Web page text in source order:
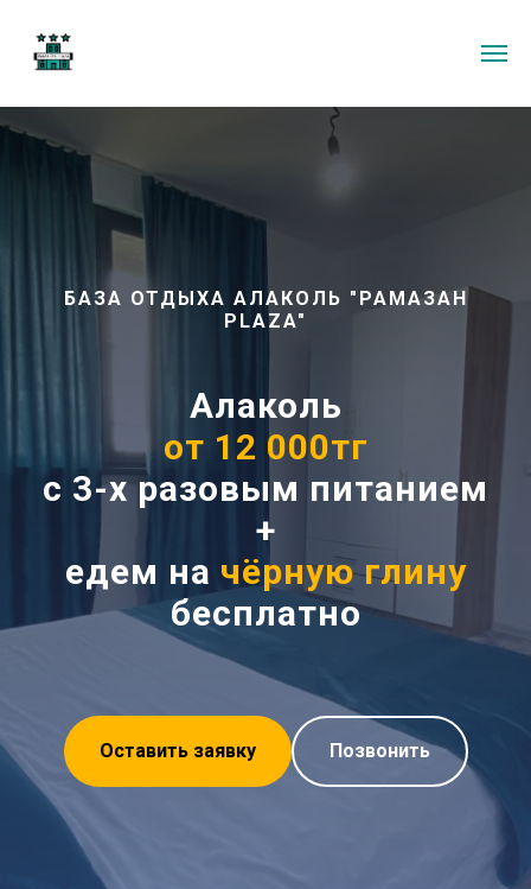
БАЗА ОТДЫХА АЛАКОЛЬ "РАМАЗАН
PLAZA"
Алаколь
от 12 000тг
с 3-х разовым питанием
+
едем на чёрную глину
бесплатно
Оставить заявку Позвонить